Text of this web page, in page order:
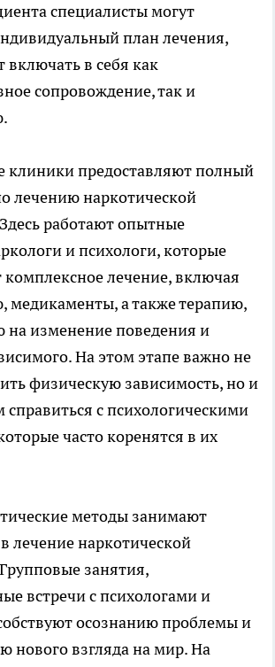
специалисты могут
план лечения,
включать в себя как
сопровождение, так и
клиники предоставляют полный
лечению наркотической
работают опытные
и психологи, которые
лечение, включая
медикаменты, а также терапию,
на изменение поведения и
На этом этапе важно не
физическую зависимость, но и
с психологическими
часто коренятся в их
методы занимают
лечение наркотической
занятия,
встречи с психологами и
осознанию проблемы и
нового взгляда на мир. На